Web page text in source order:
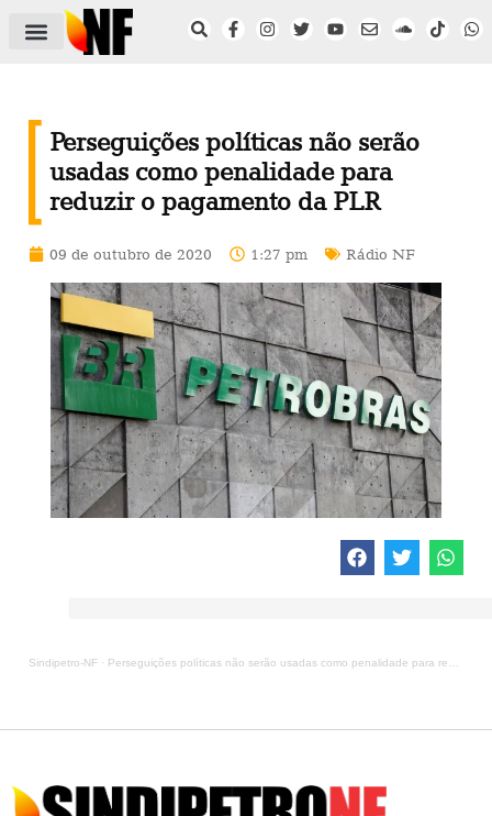
Perseguições políticas não serão
usadas como penalidade para
reduzir o pagamento da PLR
09 de outubro de 2020 1:27 pm Rádio NF
Sindipetro-NF · Perseguições políticas não serão usadas como penalidade para reduzir o pagamento da PLR